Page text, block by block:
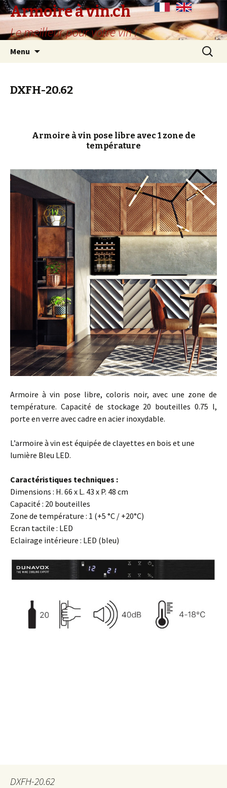
Armoire à vin.ch
Le meilleur pour votre vin !
Menu
DXFH-20.62
Armoire à vin pose libre avec 1 zone de
température
Armoire à vin pose libre, coloris noir, avec une zone de
température. Capacité de stockage 20 bouteilles 0.75 l,
porte en verre avec cadre en acier inoxydable.
L’armoire à vin est équipée de clayettes en bois et une
lumière Bleu LED.
Caractéristiques techniques :
Dimensions : H. 66 x L. 43 x P. 48 cm
Capacité : 20 bouteilles
Zone de température : 1 (+5 °C / +20°C)
Ecran tactile : LED
Eclairage intérieure : LED (bleu)
DXFH-20.62